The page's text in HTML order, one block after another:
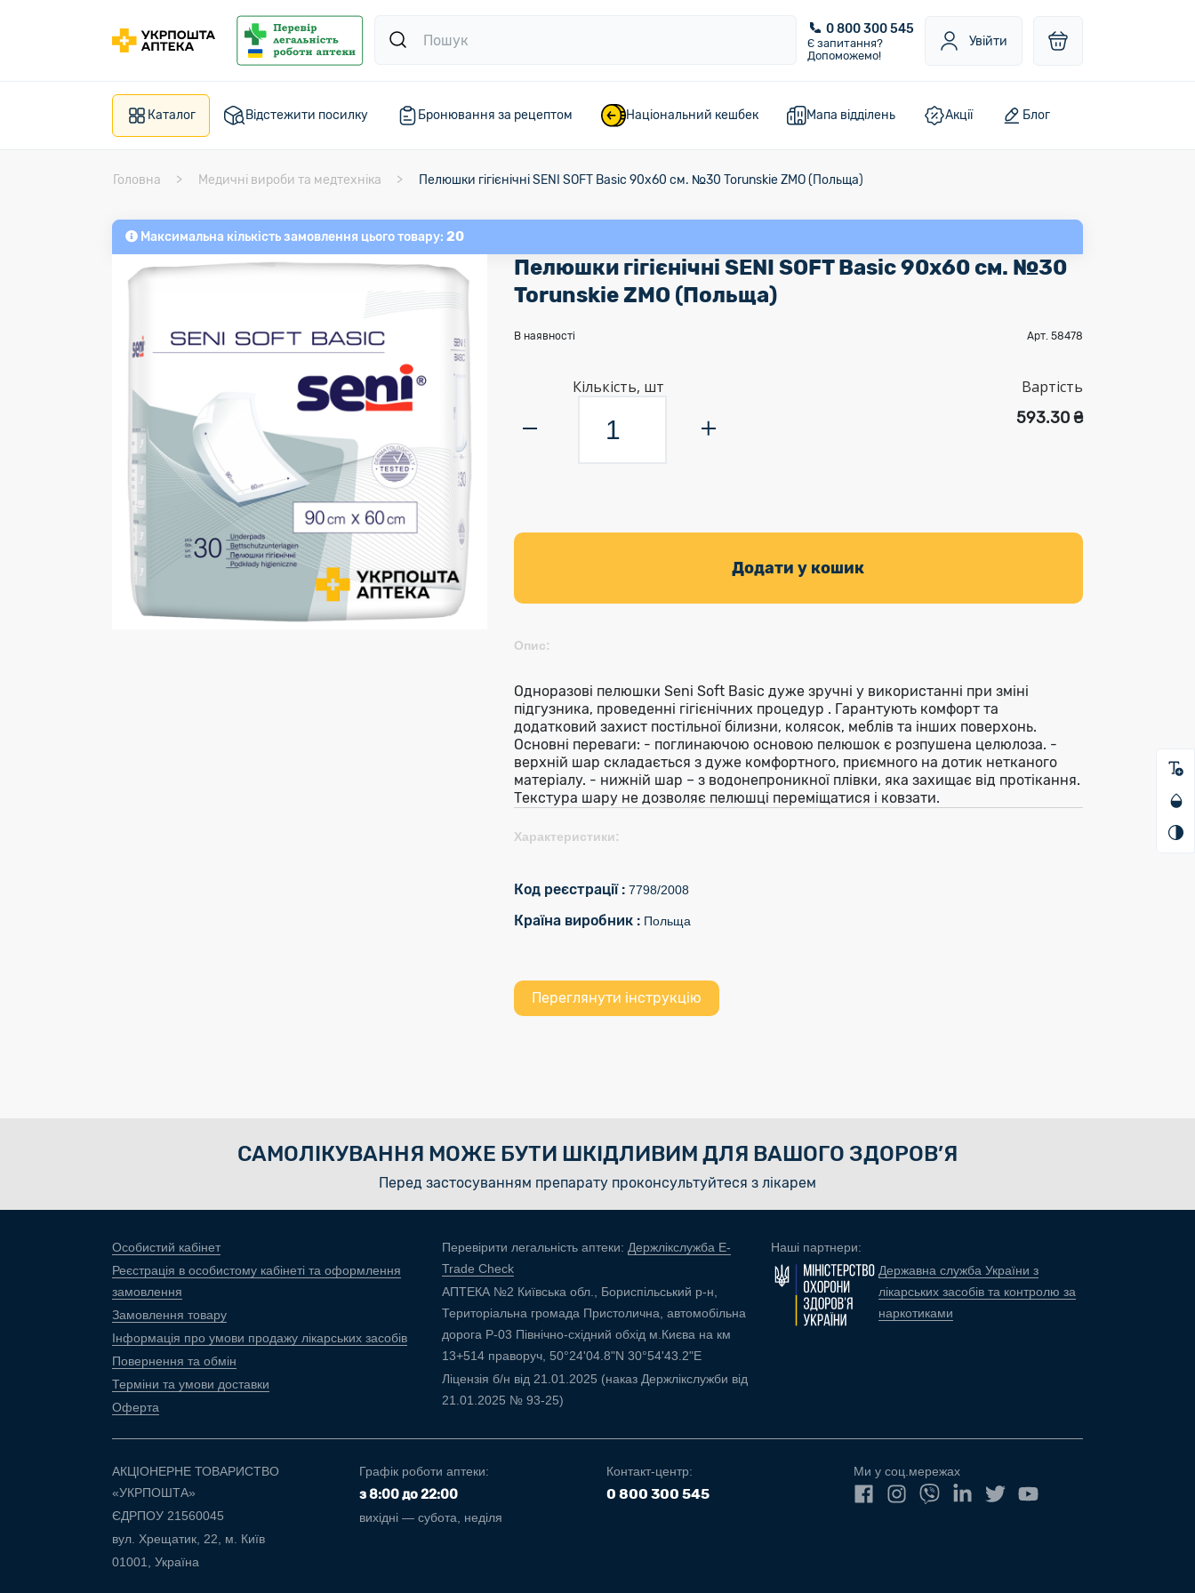
0 800 300 545
Є запитання?
Допоможемо!
Увійти
Каталог Відстежити посилку Бронювання за рецептом Національний кешбек Мапа відділень Акції Блог
Головна Медичні вироби та медтехніка Пелюшки гігієнічні SENI SOFT Basic 90х60 см. №30 Torunskie ZMO (Польща)
Максимальна кількість замовлення цього товару: 20
Пелюшки гігієнічні SENI SOFT Basic 90х60 см. №30
Torunskie ZMO (Польща)
В наявності Арт. 58478
Кількість, шт
Вартість
593.30 ₴
Додати у кошик
Опис:
Одноразові пелюшки Seni Soft Basic дуже зручні у використанні при зміні
підгузника, проведенні гігієнічних процедур . Гарантують комфорт та
додатковий захист постільної білизни, колясок, меблів та інших поверхонь.
Основні переваги: - поглинаючою основою пелюшок є розпушена целюлоза. -
верхній шар складається з дуже комфортного, приємного на дотик нетканого
матеріалу. - нижній шар – з водонепроникної плівки, яка захищає від протікання.
Текстура шару не дозволяє пелюшці переміщатися і ковзати.
Характеристики:
Код реєстрації : 7798/2008
Країна виробник : Польща
Переглянути інструкцію
САМОЛІКУВАННЯ МОЖЕ БУТИ ШКІДЛИВИМ ДЛЯ ВАШОГО ЗДОРОВ’Я
Перед застосуванням препарату проконсультуйтеся з лікарем
Особистий кабінет
Реєстрація в особистому кабінеті та оформлення
замовлення
Замовлення товару
Інформація про умови продажу лікарських засобів
Повернення та обмін
Терміни та умови доставки
Оферта
Перевірити легальність аптеки: Держлікслужба E-
Trade Check
АПТЕКА №2 Київська обл., Бориспільський р-н,
Територіальна громада Пристолична, автомобільна
дорога Р-03 Північно-східний обхід м.Києва на км
13+514 праворуч, 50°24'04.8"N 30°54'43.2"E
Ліцензія б/н від 21.01.2025 (наказ Держлікслужби від
21.01.2025 № 93-25)
Наші партнери:
Державна служба України з
лікарських засобів та контролю за
наркотиками
АКЦІОНЕРНЕ ТОВАРИСТВО
«УКРПОШТА»
ЄДРПОУ 21560045
вул. Хрещатик, 22, м. Київ
01001, Україна
Графік роботи аптеки:
з 8:00 до 22:00
вихідні — субота, неділя
Контакт-центр:
0 800 300 545
Ми у соц.мережах